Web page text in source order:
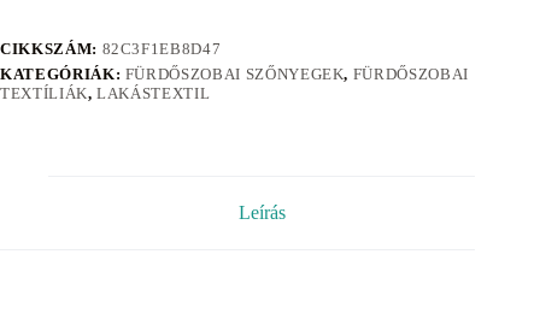
CIKKSZÁM: 82C3F1EB8D47
KATEGÓRIÁK: FÜRDŐSZOBAI SZŐNYEGEK, FÜRDŐSZOBAI
TEXTÍLIÁK,LAKÁSTEXTIL
Leírás